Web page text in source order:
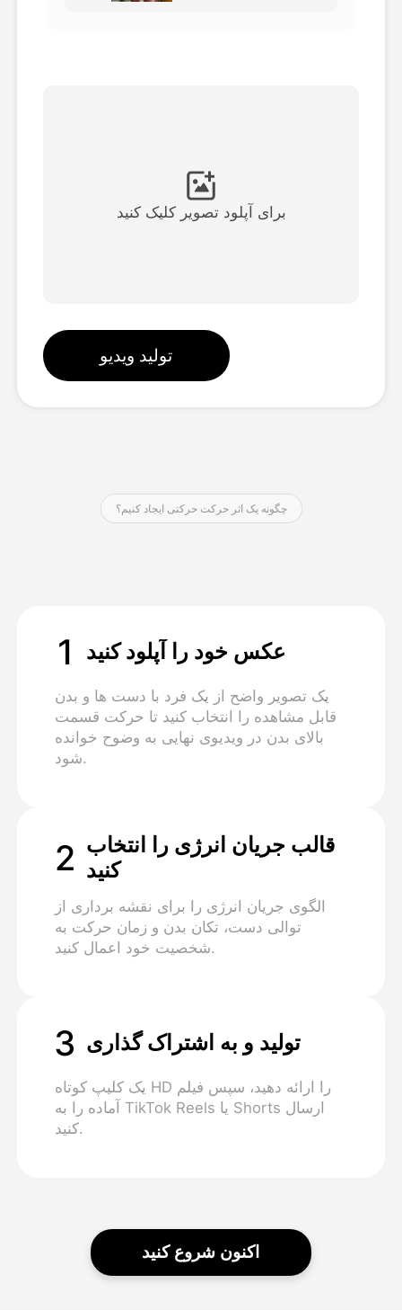
مشاهده همه الگوها
برای آپلود تصویر کلیک کنید
تولید ویدیو
چگونه یک اثر حرکت حرکتی ایجاد کنیم؟
1 عکس خود را آپلود کنید
یک تصویر واضح از یک فرد با دست ها و بدن
قابل مشاهده را انتخاب کنید تا حرکت قسمت
بالای بدن در ویدیوی نهایی به وضوح خوانده
شود.
2 قالب جریان انرژی را انتخاب
کنید
الگوی جریان انرژی را برای نقشه برداری از
توالی دست، تکان بدن و زمان حرکت به
شخصیت خود اعمال کنید.
3 تولید و به اشتراک گذاری
یک کلیپ کوتاه HD را ارائه دهید، سپس فیلم
آماده را به TikTok Reels یا Shorts ارسال
کنید.
اکنون شروع کنید